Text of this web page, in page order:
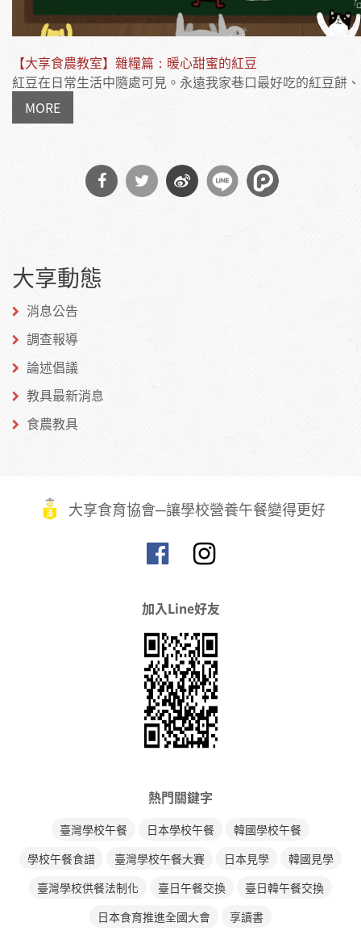
【大享食農教室】雜糧篇：暖心甜蜜的紅豆
紅豆在日常生活中隨處可見。永遠我家巷口最好吃的紅豆餅
MORE
Facebook
大享動態
消息公告
調查報導
論述倡議
教具最新消息
食農教具
大享食育協會─讓學校營養午餐變得更好
加入Line好友
熱門關鍵字
臺灣學校午餐 日本學校午餐
韓國學校午餐
學校午餐食譜
臺灣學校午餐大賽 日本見學
韓國見學
臺灣學校供餐法制化
臺日午餐交換
臺日韓午餐交換
日本食育推進全國大會
享讀書